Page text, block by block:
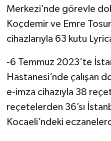
Merkezi’nde görevle
Koçdemir ve Emre
cihazlarıyla 63 kutu
-6 Temmuz 2023’te
Hastanesi’nde çalışan
e-imza cihazıyla 38
reçetelerden 36’sı
Kocaeli’ndeki